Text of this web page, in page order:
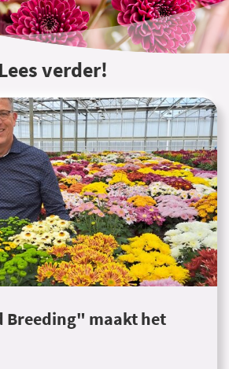
Lees verder!
Breeding" maakt het